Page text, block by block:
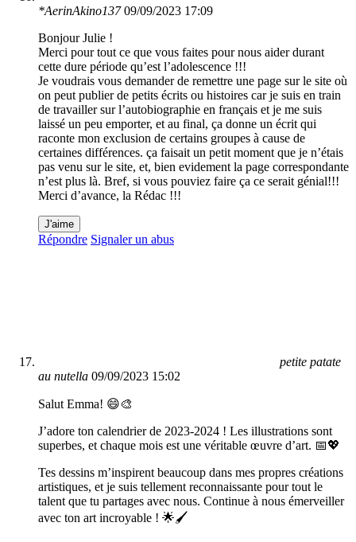
*AerinAkino137 09/09/2023 17:09
Bonjour Julie !
Merci pour tout ce que vous faites pour nous aider durant
cette dure période qu’est l’adolescence !!!
Je voudrais vous demander de remettre une page sur le site où
on peut publier de petits écrits ou histoires car je suis en train
de travailler sur l’autobiographie en français et je me suis
laissé un peu emporter, et au final, ça donne un écrit qui
raconte mon exclusion de certains groupes à cause de
certaines différences. ça faisait un petit moment que je n’étais
pas venu sur le site, et, bien evidement la page correspondante
n’est plus là. Bref, si vous pouviez faire ça ce serait génial!!!
Merci d’avance, la Rédac !!!
J'aime
Répondre Signaler un abus
petite patate
au nutella 09/09/2023 15:02
Salut Emma! 😄🎨
J’adore ton calendrier de 2023-2024 ! Les illustrations sont
superbes, et chaque mois est une véritable œuvre d’art. 📅💖
Tes dessins m’inspirent beaucoup dans mes propres créations
artistiques, et je suis tellement reconnaissante pour tout le
talent que tu partages avec nous. Continue à nous émerveiller
avec ton art incroyable ! 🌟🖌️